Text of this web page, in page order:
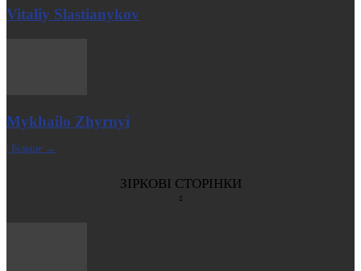
Vitaliy Slastianykov
Mykhailo Zhyrnyi
| Більше →
ЗІРКОВІ СТОРІНКИ